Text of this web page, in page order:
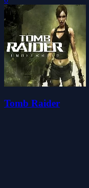
Tomb Raider